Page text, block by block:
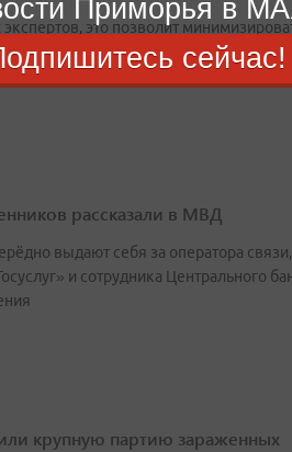
это позволит
в нашу страну
рассказали в МВД
выдают себя за оператора связи,
и сотрудника Центрального
крупную партию зараженных
Приморья в
сейчас!